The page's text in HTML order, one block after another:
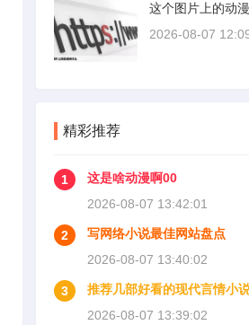
这个图片上的动
2026-08-07
精彩推荐
1
这是啥动漫啊00
2026-08-07 13:42:01
2
写网络小说最佳网站盘点
2026-08-07 13:40:02
3
推荐几部好看的现代言情小
2026-08-07 13:39:02